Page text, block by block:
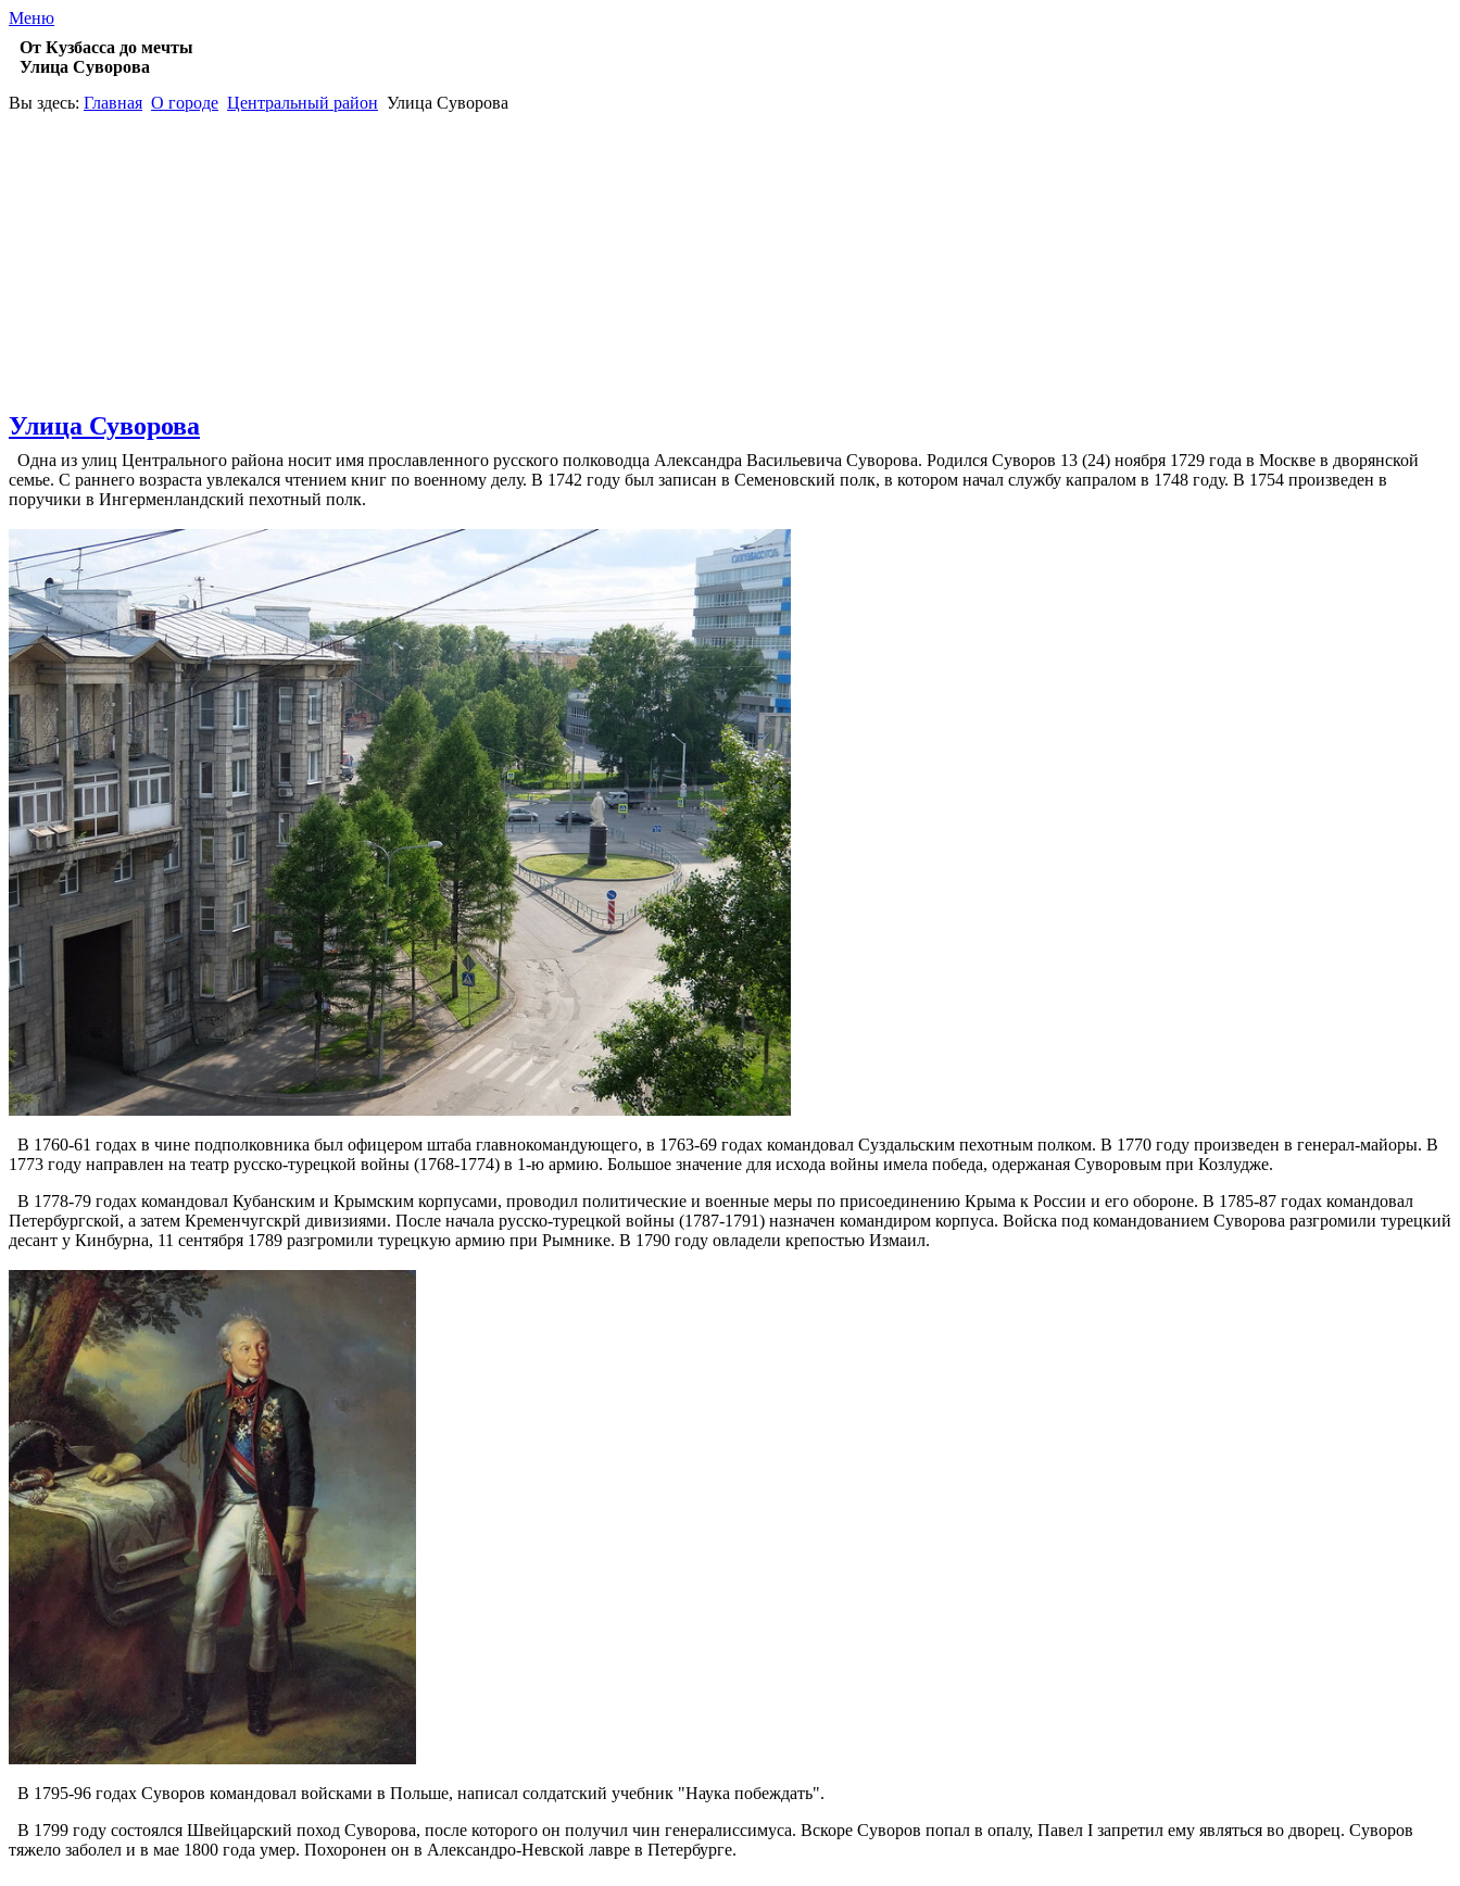
Меню
От Кузбасса до мечты
Улица Суворова
Вы здесь: Главная О городе Центральный район Улица Суворова
Улица Суворова
Одна из улиц Центрального района носит имя прославленного русского полководца Александра Васильевича Суворова. Родился Суворов 13 (24) ноября 1729 года в Москве в дворянской
семье. С раннего возраста увлекался чтением книг по военному делу. В 1742 году был записан в Семеновский полк, в котором начал службу капралом в 1748 году. В 1754 произведен в
поручики в Ингерменландский пехотный полк.
В 1760-61 годах в чине подполковника был офицером штаба главнокомандующего, в 1763-69 годах командовал Суздальским пехотным полком. В 1770 году произведен в генерал-майоры. В
1773 году направлен на театр русско-турецкой войны (1768-1774) в 1-ю армию. Большое значение для исхода войны имела победа, одержаная Суворовым при Козлудже.
В 1778-79 годах командовал Кубанским и Крымским корпусами, проводил политические и военные меры по присоединению Крыма к России и его обороне. В 1785-87 годах командовал
Петербургской, а затем Кременчугскрй дивизиями. После начала русско-турецкой войны (1787-1791) назначен командиром корпуса. Войска под командованием Суворова разгромили турецкий
десант у Кинбурна, 11 сентября 1789 разгромили турецкую армию при Рымнике. В 1790 году овладели крепостью Измаил.
В 1795-96 годах Суворов командовал войсками в Польше, написал солдатский учебник "Наука побеждать".
В 1799 году состоялся Швейцарский поход Суворова, после которого он получил чин генералиссимуса. Вскоре Суворов попал в опалу, Павел I запретил ему являться во дворец. Суворов
тяжело заболел и в мае 1800 года умер. Похоронен он в Александро-Невской лавре в Петербурге.